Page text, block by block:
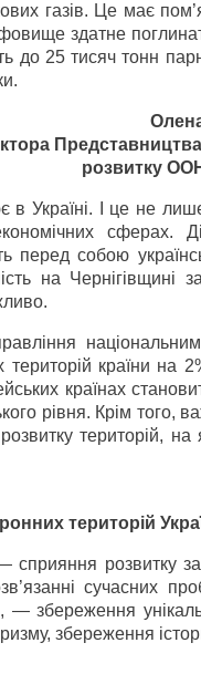
газів. Це має
здатне
до 25 тисяч тонн
розвитку
Україні. І це не
сферах.
перед собою
на Чернігівщині
країни на
країнах
рівня. Крім того,
територій, на
територій
сприяння розвитку
сучасних
— збереження
збереження